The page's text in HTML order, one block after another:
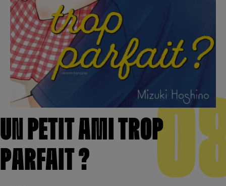
UN PETIT AMI TROP
PARFAIT ?
Cultura Fnac
Se connecter S’inscrire
Hunter x Hunter
Fire Force
Black Butler